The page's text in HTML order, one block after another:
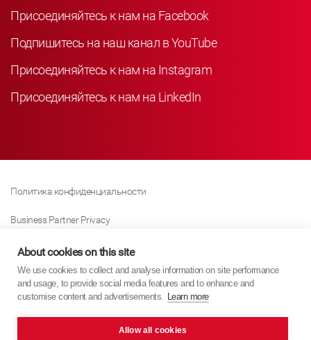
Присоединяйтесь к нам на Facebook
Подпишитесь на наш канал в YouTube
Присоединяйтесь к нам на Instagram
Присоединяйтесь к нам на LinkedIn
Политика конфиденциальности
Business Partner Privacy
Политика Использования Файлов «куки»
Modern Slavery Act Policy
About cookies on this site
We use cookies to collect and analyse information on site performance
and usage, to provide social media features and to enhance and
customise content and advertisements. Learn more
Allow all cookies